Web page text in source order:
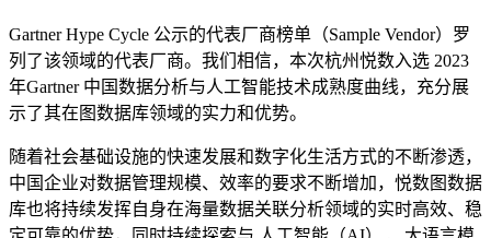
Gartner Hype Cycle 公示的代表厂商榜单（Sample Vendor）罗
列了该领域的代表厂商。我们相信，本次杭州悦数入选 2023
年Gartner 中国数据分析与人工智能技术成熟度曲线，充分展
示了其在图数据库领域的实力和优势。
随着社会基础设施的快速发展和数字化生活方式的不断渗透，
中国企业对数据管理规模、效率的要求不断增加，悦数图数据
库也将持续发挥自身在海量数据关联分析领域的实时高效、稳